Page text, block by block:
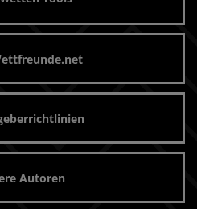
Autoren